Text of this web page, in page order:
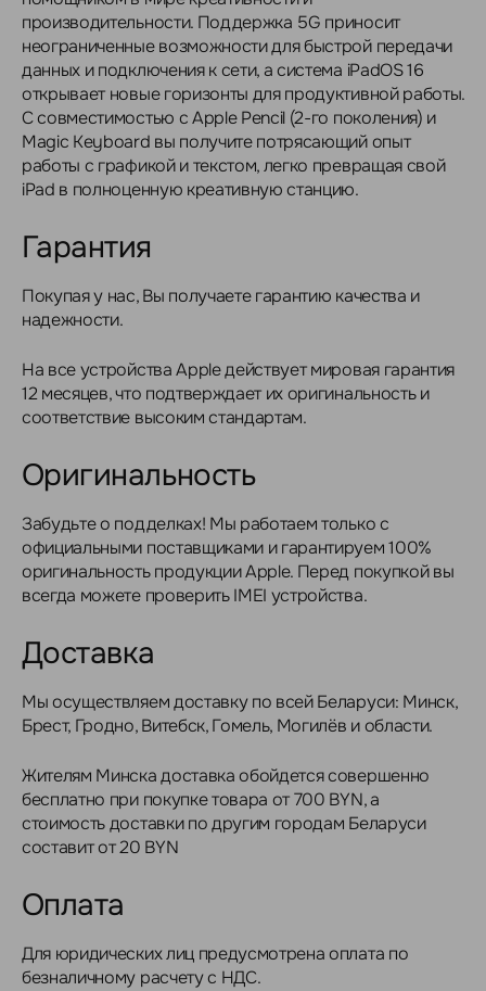
производительности. Поддержка 5G приносит
неограниченные возможности для быстрой передачи
данных и подключения к сети, а система iPadOS 16
открывает новые горизонты для продуктивной работы.
С совместимостью с Apple Pencil (2-го поколения) и
Magic Keyboard вы получите потрясающий опыт
работы с графикой и текстом, легко превращая свой
iPad в полноценную креативную станцию.
Гарантия
Покупая у нас, Вы получаете гарантию качества и
надежности.
На все устройства Apple действует мировая гарантия
12 месяцев, что подтверждает их оригинальность и
соответствие высоким стандартам.
Оригинальность
Забудьте о подделках! Мы работаем только с
официальными поставщиками и гарантируем 100%
оригинальность продукции Apple. Перед покупкой вы
всегда можете проверить IMEI устройства.
Доставка
Мы осуществляем доставку по всей Беларуси: Минск,
Брест, Гродно, Витебск, Гомель, Могилёв и области.
Жителям Минска доставка обойдется совершенно
бесплатно при покупке товара от 700 BYN, а
стоимость доставки по другим городам Беларуси
составит от 20 BYN
Оплата
Для юридических лиц предусмотрена оплата по
безналичному расчету с НДС.